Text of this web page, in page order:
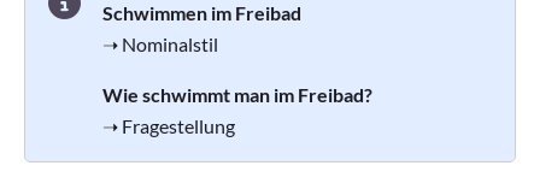
Schwimmen im Freibad
➝ Nominalstil
Wie schwimmt man im Freibad?
➝ Fragestellung